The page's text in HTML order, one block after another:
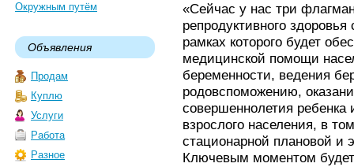
Окружным путём
Объявления
Продам
Куплю
Услуги
Работа
Разное
«Сейчас у нас три
репродуктивного
рамках которого будет
медицинской помощи
беременности, ведения
родовспоможению,
совершеннолетия
взрослого населения, в
стационарной плановой и
Ключевым моментом